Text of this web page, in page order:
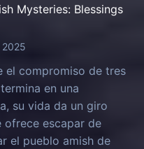
Mysteries: Blessings
2025
el compromiso de tres
en una
su vida da un giro
ofrece escapar de
el pueblo amish de